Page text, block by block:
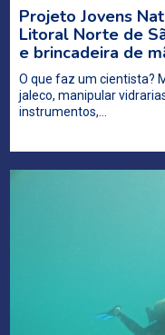
Projeto Jovens
Litoral Norte de
e brincadeira de
O que faz um cientista?
jaleco, manipular
instrumentos,…